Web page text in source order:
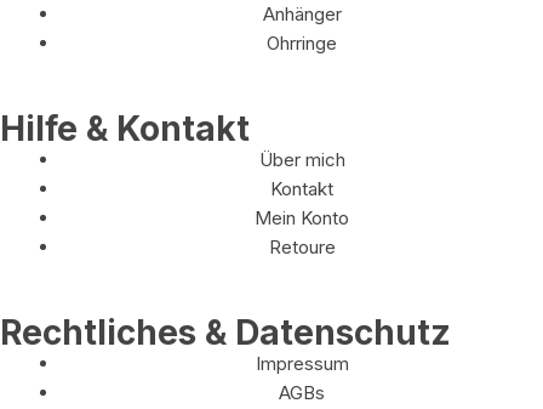
Anhänger
Ohrringe
Hilfe & Kontakt
Über mich
Kontakt
Mein Konto
Retoure
Rechtliches & Datenschutz
Impressum
AGBs